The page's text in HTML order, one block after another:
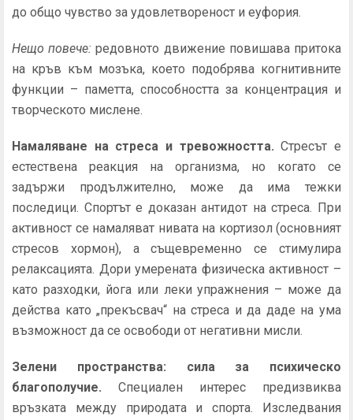
до общо чувство за удовлетвореност и еуфория.
Нещо повече: редовното движение повишава притока
на кръв към мозъка, което подобрява когнитивните
функции – паметта, способността за концентрация и
творческото мислене.
Намаляване на стреса и тревожността. Стресът е
естествена реакция на организма, но когато се
задържи продължително, може да има тежки
последици. Спортът е доказан антидот на стреса. При
активност се намаляват нивата на кортизол (основният
стресов хормон), а същевременно се стимулира
релаксацията. Дори умерената физическа активност –
като разходки, йога или леки упражнения – може да
действа като „прекъсвач“ на стреса и да даде на ума
възможност да се освободи от негативни мисли.
Зелени пространства: сила за психическо
благополучие. Специален интерес предизвиква
връзката между природата и спорта. Изследвания